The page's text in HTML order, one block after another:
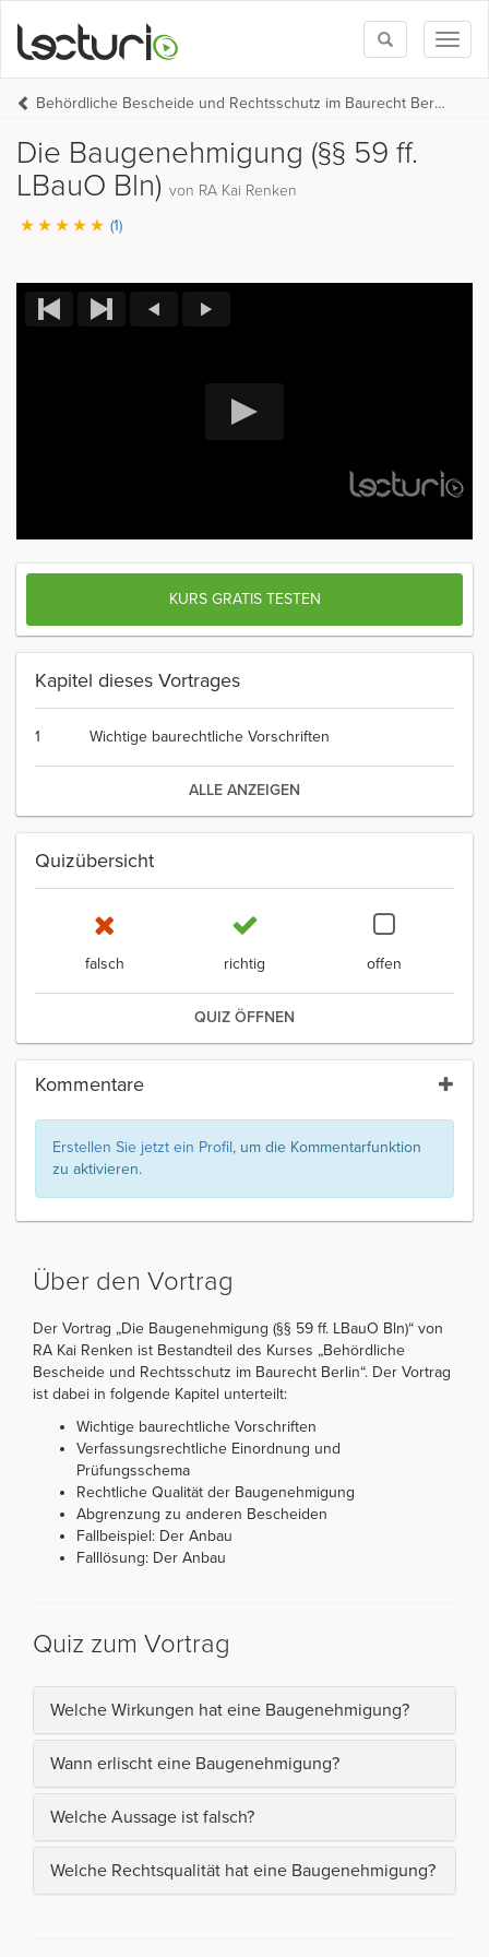
Toggle
search
Behördliche Bescheide und Rechtsschutz im Baurecht Berlin
Die Baugenehmigung (§§ 59 ff.
LBauO Bln) von RA Kai Renken
(1)
KURS GRATIS TESTEN
Kapitel dieses Vortrages
1 Wichtige baurechtliche Vorschriften
ALLE ANZEIGEN
Quizübersicht
falsch richtig offen
QUIZ ÖFFNEN
Kommentare
Erstellen Sie jetzt ein Profil, um die Kommentarfunktion
zu aktivieren.
Über den Vortrag
Der Vortrag „Die Baugenehmigung (§§ 59 ff. LBauO Bln)“ von
RA Kai Renken ist Bestandteil des Kurses „Behördliche
Bescheide und Rechtsschutz im Baurecht Berlin“. Der Vortrag
ist dabei in folgende Kapitel unterteilt:
Wichtige baurechtliche Vorschriften
Verfassungsrechtliche Einordnung und
Prüfungsschema
Rechtliche Qualität der Baugenehmigung
Abgrenzung zu anderen Bescheiden
Fallbeispiel: Der Anbau
Falllösung: Der Anbau
Quiz zum Vortrag
Welche Wirkungen hat eine Baugenehmigung?
Wann erlischt eine Baugenehmigung?
Welche Aussage ist falsch?
Welche Rechtsqualität hat eine Baugenehmigung?